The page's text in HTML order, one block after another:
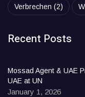
Verbrechen (2)
Recent Posts
Mossad Agent & UAE
UAE at UN
January 1, 2026